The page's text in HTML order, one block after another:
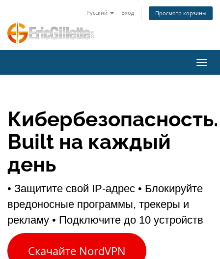
Русский Вход Просмотр корзины
Кибербезопасность.
Built на каждый
день
• Защитите свой IP-адрес • Блокируйте
вредоносные программы, трекеры и
рекламу • Подключите до 10 устройств
Скачайте NordVPN